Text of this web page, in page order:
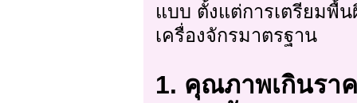
แบบ ตั้งแต่การเตรียมพื้
เครื่องจักรมาตรฐาน
1. คุณภาพเกินรา